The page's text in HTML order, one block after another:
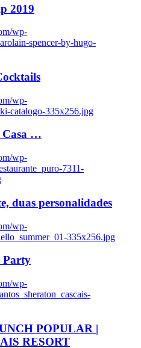
2019
wp-
spencer-by-hugo-
wp-
catalogo-335x256.jpg
Casa …
wp-
7311-
duas personalidades
wp-
335x256.jpg
Party
wp-
POPULAR |
RESORT